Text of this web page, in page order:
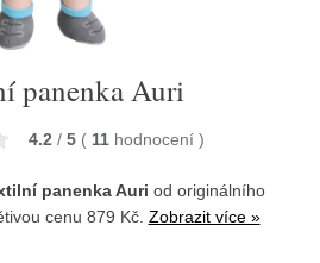
panenka Auri
4.2 / 5 ( 11 hodnocení )
panenka Auri od originálního
cenu 879 Kč. Zobrazit více »